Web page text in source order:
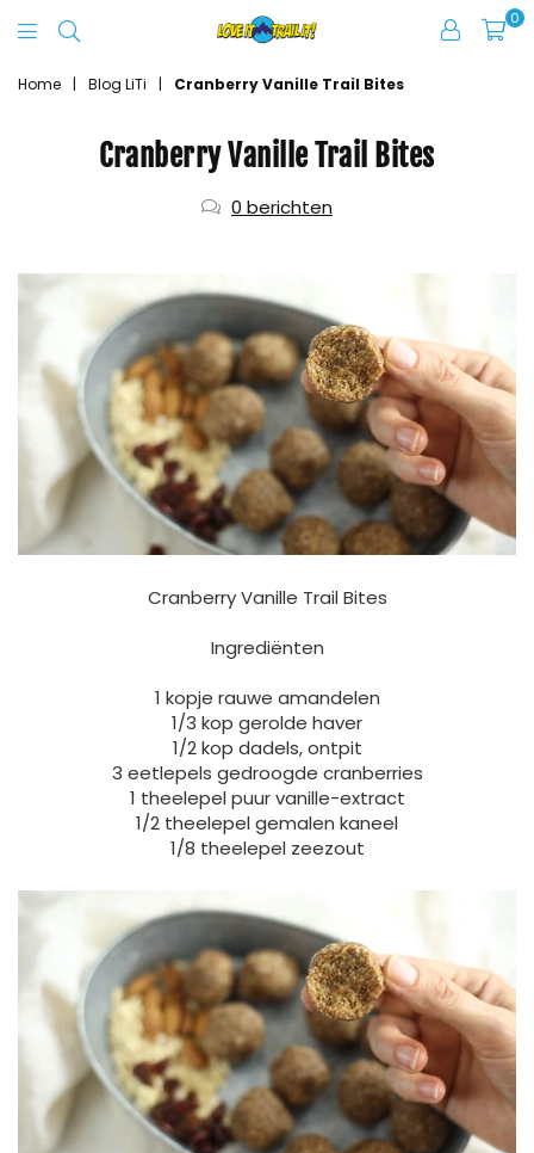
It
Trail
It
0
Home | Blog LiTi | Cranberry Vanille Trail Bites
Cranberry Vanille Trail Bites
0 berichten
Cranberry Vanille Trail Bites
Ingrediënten
1 kopje rauwe amandelen
1/3 kop gerolde haver
1/2 kop dadels, ontpit
3 eetlepels gedroogde cranberries
1 theelepel puur vanille-extract
1/2 theelepel gemalen kaneel
1/8 theelepel zeezout